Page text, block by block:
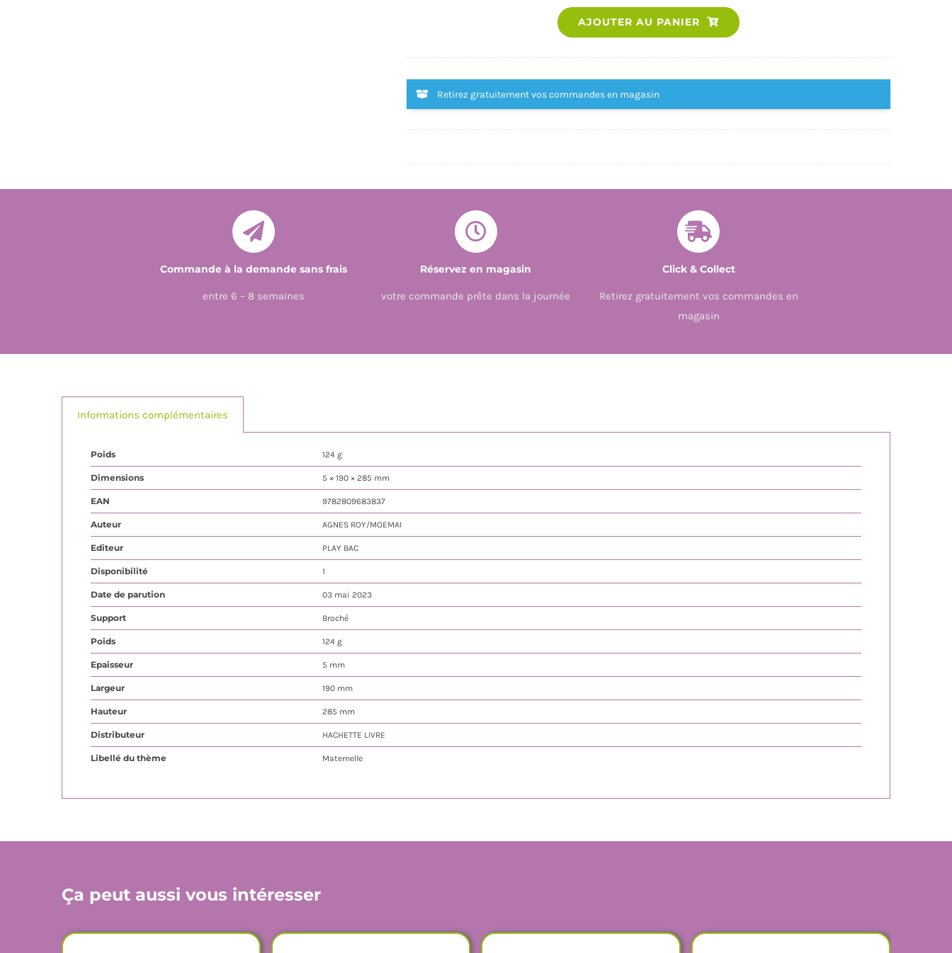
de
CAHIER
-
SECTION
PETITE
AJOUTER AU PANIER
Retirez gratuitement vos commandes en magasin
Commande à la demande sans frais
entre 6 – 8 semaines
Réservez en magasin
votre commande prête dans la journée
Click & Collect
Retirez gratuitement vos commandes en
magasin
Informations complémentaires
Poids 124 g
Dimensions 5 × 190 × 285 mm
EAN 9782809683837
Auteur AGNES ROY/MOEMAI
Editeur PLAY BAC
Disponibilité 1
Date de parution 03 mai 2023
Support Broché
Poids 124 g
Epaisseur 5 mm
Largeur 190 mm
Hauteur 285 mm
Distributeur HACHETTE LIVRE
Libellé du thème Maternelle
Ça peut aussi vous intéresser